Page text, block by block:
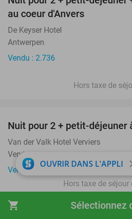
shopping_cart Sélectionnez
au coeur d'Anvers
De Keyser Hotel
Antwerpen
Vendu : 2.736
Hors taxe de
Nuit pour 2 + petit-déjeuner
Van der Valk Hotel Verviers
Verviers
Vendu : 411
Hors taxe de
OUVRIR DANS L'APPLI